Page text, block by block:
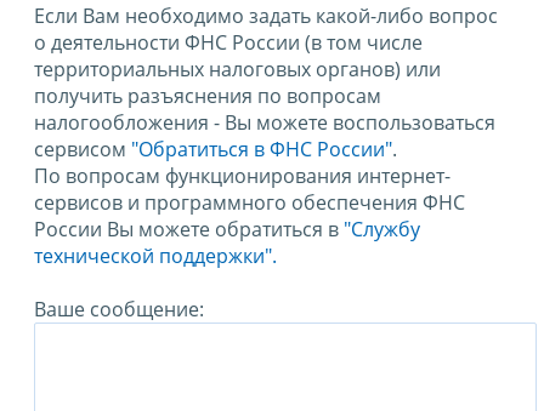
Если Вам необходимо задать какой-либо вопрос
о деятельности ФНС России (в том числе
территориальных налоговых органов) или
получить разъяснения по вопросам
налогообложения - Вы можете воспользоваться
сервисом "Обратиться в ФНС России".
По вопросам функционирования интернет-
сервисов и программного обеспечения ФНС
России Вы можете обратиться в "Службу
технической поддержки".
Ваше сообщение: